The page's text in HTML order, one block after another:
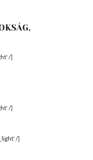
/]
/]
/]